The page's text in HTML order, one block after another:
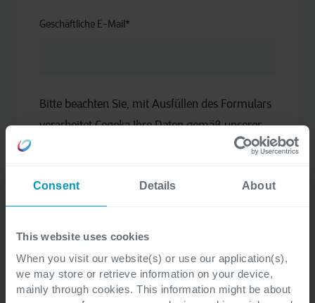
Consent Details About
This website uses cookies
When you visit our website(s) or use our application(s),
we may store or retrieve information on your device,
mainly through cookies. This information might be about
Geschäftliche E-Mail*
Bitte beachten Sie, mit Ausfüllen des Formulars
verarbeitet Cegeka Ihre Daten gemäß unserer
werden, um meine Anfrage zu
beantworten und/oder mich bezüglich der
angeforderten Informationen oder